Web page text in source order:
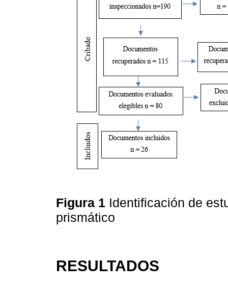
Figura 1 Identificación de
prismático
RESULTADOS